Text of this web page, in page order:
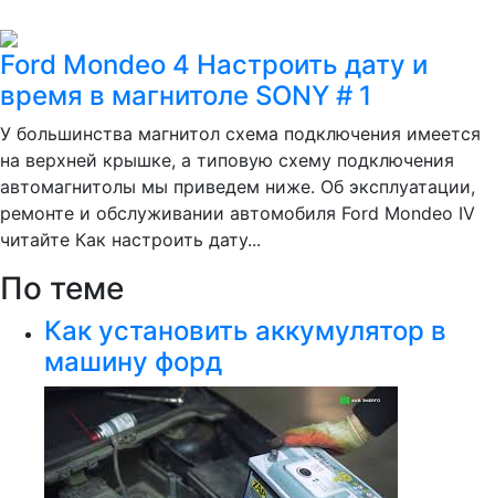
Ford Mondeo 4 Настроить дату и
время в магнитоле SONY # 1
У большинства магнитол схема подключения имеется
на верхней крышке, а типовую схему подключения
автомагнитолы мы приведем ниже. Об эксплуатации,
ремонте и обслуживании автомобиля Ford Mondeo IV
читайте Как настроить дату...
По теме
Как установить аккумулятор в
машину форд